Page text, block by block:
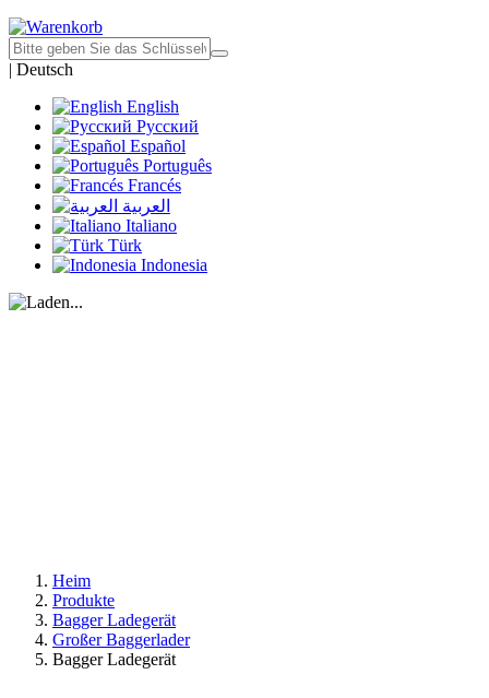
| Deutsch
English
Русский
Español
Português
Francés
العربية
Italiano
Türk
Indonesia
Heim
Produkte
Bagger Ladegerät
Großer Baggerlader
Bagger Ladegerät